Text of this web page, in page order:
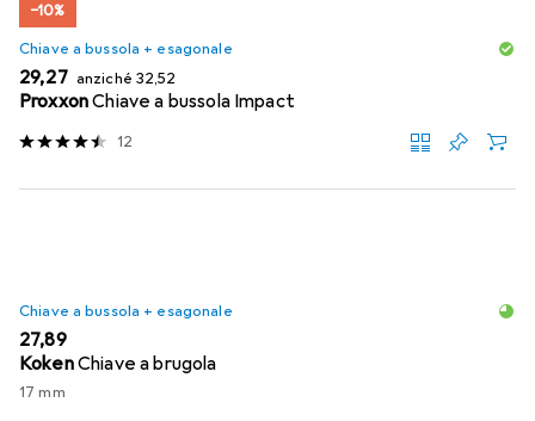
−10%
Chiave a bussola + esagonale
EUR
29,27 anziché EUR
32,52
ProxxonChiave a bussola Impact
12
Chiave a bussola + esagonale
EUR
27,89
KokenChiave a brugola
17 mm